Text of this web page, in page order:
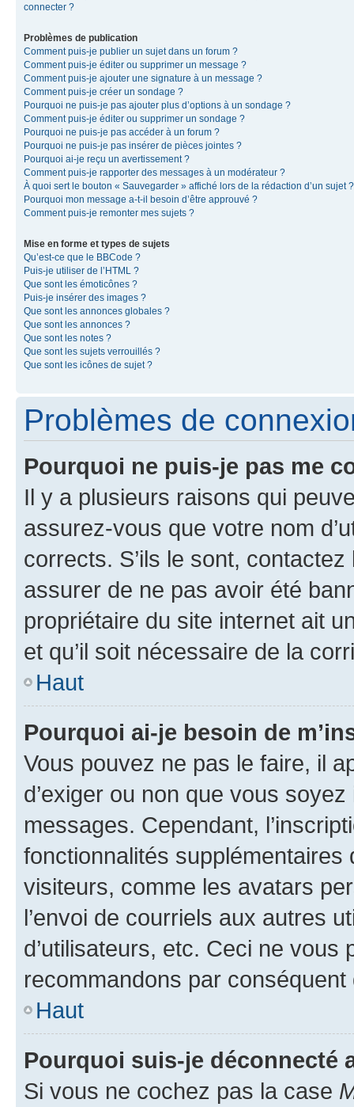
connecter ?
Problèmes de publication
Comment puis-je publier un sujet dans un forum ?
Comment puis-je éditer ou supprimer un message ?
Comment puis-je ajouter une signature à un message ?
Comment puis-je créer un sondage ?
Pourquoi ne puis-je pas ajouter plus d’options à un sondage ?
Comment puis-je éditer ou supprimer un sondage ?
Pourquoi ne puis-je pas accéder à un forum ?
Pourquoi ne puis-je pas insérer de pièces jointes ?
Pourquoi ai-je reçu un avertissement ?
Comment puis-je rapporter des messages à un modérateur ?
À quoi sert le bouton « Sauvegarder » affiché lors de la rédaction d’un sujet ?
Pourquoi mon message a-t-il besoin d’être approuvé ?
Comment puis-je remonter mes sujets ?
Mise en forme et types de sujets
Qu’est-ce que le BBCode ?
Puis-je utiliser de l’HTML ?
Que sont les émoticônes ?
Puis-je insérer des images ?
Que sont les annonces globales ?
Que sont les annonces ?
Que sont les notes ?
Que sont les sujets verrouillés ?
Que sont les icônes de sujet ?
Problèmes de
Pourquoi ne puis-je pas me
Il y a plusieurs raisons qui
assurez-vous que votre nom
corrects. S’ils le sont,
assurer de ne pas avoir été
propriétaire du site internet ait
et qu’il soit nécessaire de la
Haut
Pourquoi ai-je besoin de
Vous pouvez ne pas le faire, il
d’exiger ou non que vous
messages. Cependant,
fonctionnalités
visiteurs, comme les avatars
l’envoi de courriels aux autres
d’utilisateurs, etc. Ceci ne vous
recommandons par conséquent
Haut
Pourquoi suis-je déconnecté
Si vous ne cochez pas la case